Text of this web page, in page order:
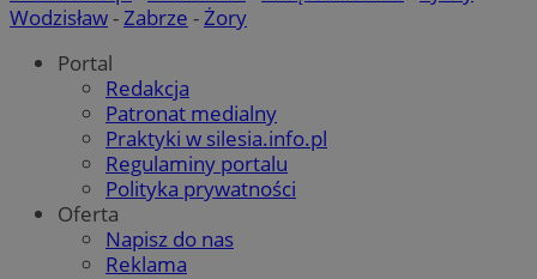
Wodzisław- Zabrze - Żory
Portal
Redakcja
Patronat medialny
Praktyki w silesia.info.pl
Regulaminy portalu
Polityka prywatności
Oferta
Napisz do nas
Reklama